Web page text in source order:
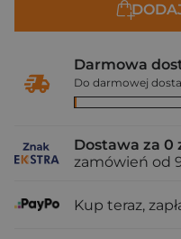
Darmowa
Do darmowej
Dostawa za 0
zamówień od
Kup teraz,